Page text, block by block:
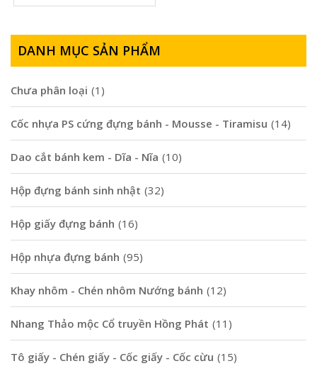
DANH MỤC SẢN PHẨM
Chưa phân loại (1)
Cốc nhựa PS cứng đựng bánh - Mousse - Tiramisu (14)
Dao cắt bánh kem - Dĩa - Nĩa (10)
Hộp đựng bánh sinh nhật (32)
Hộp giấy đựng bánh (16)
Hộp nhựa đựng bánh (95)
Khay nhôm - Chén nhôm Nướng bánh (12)
Nhang Thảo mộc Cổ truyền Hồng Phát (11)
Tô giấy - Chén giấy - Cốc giấy - Cốc cừu (15)